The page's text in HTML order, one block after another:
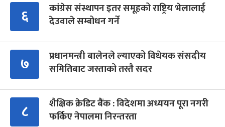
६
कांग्रेस संस्थापन इतर समूहको राष्ट्रिय भेलालाई
देउवाले सम्बोधन गर्ने
७
प्रधानमन्त्री बालेनले ल्याएको विधेयक संसदीय
समितिबाट जस्ताको तस्तै सदर
८
शैक्षिक क्रेडिट बैंक : विदेशमा अध्ययन पूरा नगरी
फर्किए नेपालमा निरन्तरता